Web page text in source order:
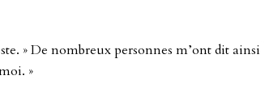
» De nomb­reux per­son­nes m’ont dit ain­si
»